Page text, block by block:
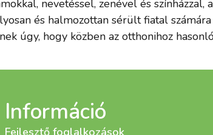
nevetéssel, zenével és
és halmozottan sérült fiatal
úgy, hogy közben az otthonihoz
Információ